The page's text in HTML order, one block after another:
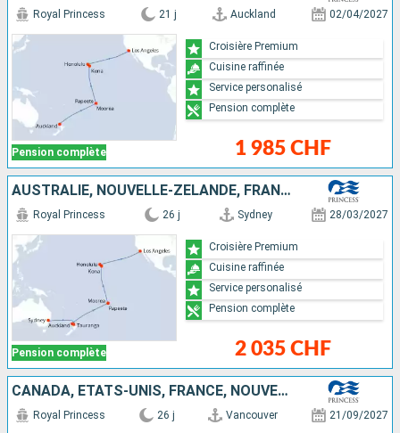
Pension complète
Royal Princess 21 j Auckland 02/04/2027
1 985 CHF
Croisière Premium
Cuisine raffinée
Service personalisé
Pension complète
AUSTRALIE, NOUVELLE-ZÉLANDE, FRANCE, ÉTATS-UNIS
Pension complète
Royal Princess 26 j Sydney 28/03/2027
2 035 CHF
Croisière Premium
Cuisine raffinée
Service personalisé
Pension complète
CANADA, ÉTATS-UNIS, FRANCE, NOUVELLE-ZÉLANDE
Royal Princess 26 j Vancouver 21/09/2027